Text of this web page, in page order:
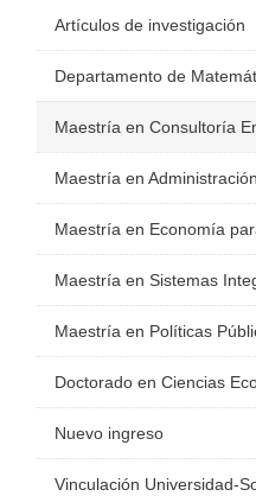
Artículos de investigación
Departamento de
Maestría en Consultoría
Maestría en
Maestría en Economía
Maestría en Sistemas
Maestría en Políticas
Doctorado en Ciencias
Nuevo ingreso
Vinculación Universidad-